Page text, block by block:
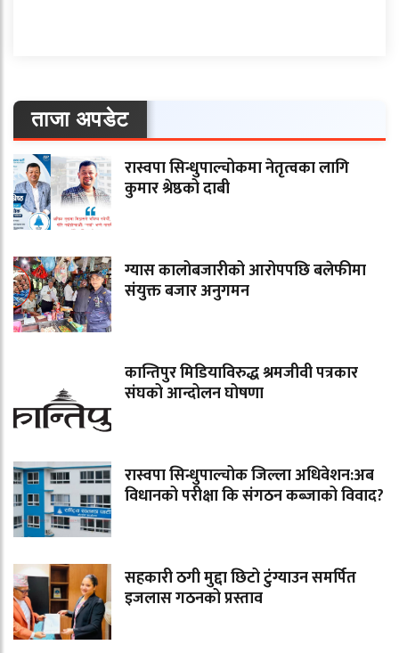
ताजा अपडेट
रास्वपा सिन्धुपाल्चोकमा नेतृत्वका लागि
कुमार श्रेष्ठको दाबी
ग्यास कालोबजारीको आरोपपछि बलेफीमा
संयुक्त बजार अनुगमन
कान्तिपुर मिडियाविरुद्ध श्रमजीवी पत्रकार
संघको आन्दोलन घोषणा
रास्वपा सिन्धुपाल्चोक जिल्ला अधिवेशन:अब
विधानको परीक्षा कि संगठन कब्जाको विवाद?
सहकारी ठगी मुद्दा छिटो टुंग्याउन समर्पित
इजलास गठनको प्रस्ताव